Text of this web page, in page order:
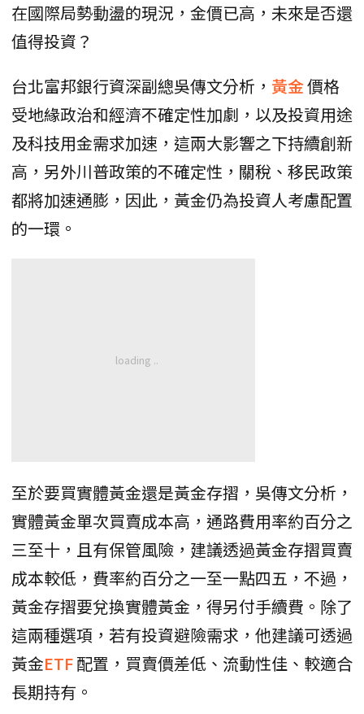
在國際局勢動盪的現況，金價已高，未來是否還
值得投資？
台北富邦銀行資深副總吳傳文分析， 黃金價格
受地緣政治和經濟不確定性加劇，以及投資用途
及科技用金需求加速，這兩大影響之下持續創新
高，另外川普政策的不確定性，關稅、移民政策
都將加速通膨，因此，黃金仍為投資人考慮配置
的一環。
至於要買實體黃金還是黃金存摺，吳傳文分析，
實體黃金單次買賣成本高，通路費用率約百分之
三至十，且有保管風險，建議透過黃金存摺買賣
成本較低，費率約百分之一至一點四五，不過，
黃金存摺要兌換實體黃金，得另付手續費。除了
這兩種選項，若有投資避險需求，他建議可透過
黃金ETF配置，買賣價差低、流動性佳、較適合
長期持有。